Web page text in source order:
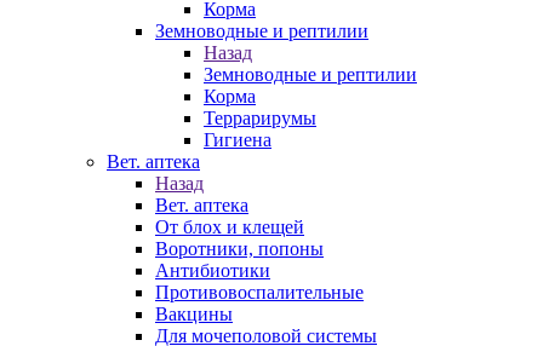
Корма
Земноводные и рептилии
Назад
Земноводные и рептилии
Корма
Террарирумы
Гигиена
Вет. аптека
Назад
Вет. аптека
От блох и клещей
Воротники, попоны
Антибиотики
Противовоспалительные
Вакцины
Для мочеполовой системы